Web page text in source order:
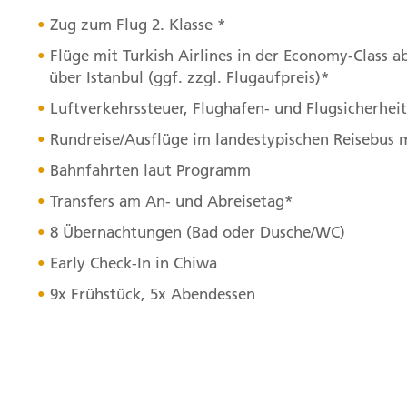
Zug zum Flug 2. Klasse *
Flüge mit Turkish Airlines in der Economy-Class
über Istanbul (ggf. zzgl. Flugaufpreis)*
Luftverkehrssteuer, Flughafen- und
Rundreise/Ausflüge im landestypischen Reisebus
Bahnfahrten laut Programm
Transfers am An- und Abreisetag*
8 Übernachtungen (Bad oder Dusche/WC)
Early Check-In in Chiwa
9x Frühstück, 5x Abendessen